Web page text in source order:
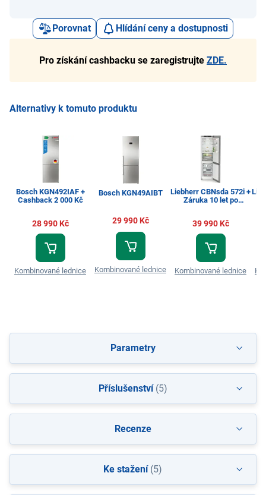
Porovnat Hlídání ceny a dostupnosti
Pro získání cashbacku se zaregistrujte ZDE.
Alternativy k tomuto produktu
Bosch KGN492IAF +
Cashback 2 000 Kč
28 990 Kč
Kombinované lednice
Bosch KGN49AIBT
29 990 Kč
Kombinované lednice
Liebherr CBNsda 572i +
Záruka 10 let po
39 990 Kč
Kombinované lednice
Parametry
Příslušenství(5)
Recenze
Ke stažení(5)